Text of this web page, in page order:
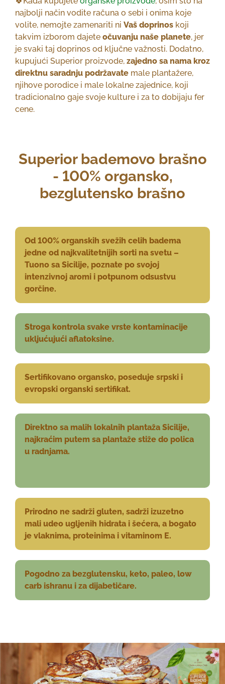
najbolji način vodite računa o sebi i onima koje
volite, nemojte zamenariti ni Vaš doprinos koji
takvim izborom dajete očuvanju naše planete, jer
je svaki taj doprinos od ključne važnosti. Dodatno,
kupujući Superior proizvode, zajedno sa nama kroz
direktnu saradnju podržavate male plantažere,
njihove porodice i male lokalne zajednice, koji
tradicionalno gaje svoje kulture i za to dobijaju fer
cene.
Superior bademovo brašno
- 100% organsko,
bezglutensko brašno
Od 100% organskih svežih celih badema
jedne od najkvalitetnijih sorti na svetu –
Tuono sa Sicilije, poznate po svojoj
intenzivnoj aromi i potpunom odsustvu
gorčine.
Stroga kontrola svake vrste kontaminacije
ukljućujući aflatoksine.
Sertifikovano organsko, poseduje srpski i
evropski organski sertifikat.
Direktno sa malih lokalnih plantaža Sicilije,
najkraćim putem sa plantaže stiže do polica
u radnjama.
Prirodno ne sadrži gluten, sadrži izuzetno
mali udeo ugljenih hidrata i šećera, a bogato
je vlaknima, proteinima i vitaminom E.
Pogodno za bezglutensku, keto, paleo, low
carb ishranu i za dijabetičare.